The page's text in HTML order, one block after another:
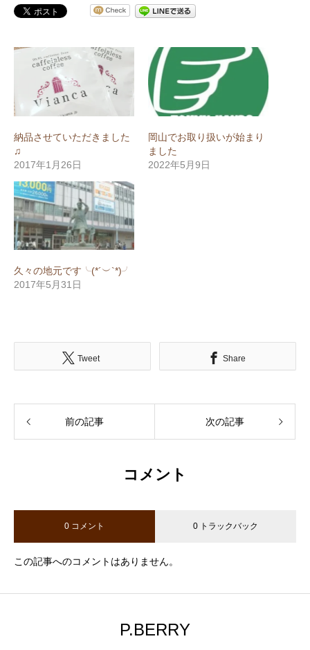
納品させていただきました
♫
2017年1月26日
岡山でお取り扱いが始まり
ました
2022年5月9日
久々の地元です╰(*´︶`*)╯
2017年5月31日
Tweet Share
前の記事 次の記事
コメント
0 コメント 0 トラックバック
この記事へのコメントはありません。
P.BERRY